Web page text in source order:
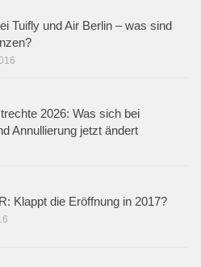
Tuifly und Air Berlin – was sind
2026: Was sich bei
Annullierung jetzt ändert
Klappt die Eröffnung in 2017?